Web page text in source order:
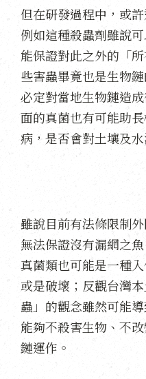
但在研發過程中，或
例如這種殺蟲劑雖說
能保證對此之外的「
些害蟲畢竟也是生物
必定對當地生物鏈造
面的真菌也有可能助
病，是否會對土壤及
雖說目前有法條限制
無法保證沒有漏網之
真菌類也可能是一種
或是破壞；反觀台灣
蟲」的觀念雖然可能
能夠不殺害生物、不
鏈運作。